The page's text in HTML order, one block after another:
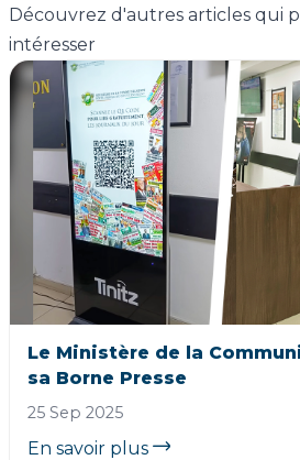
Découvrez d'autres articles qui
intéresser
Le Ministère de la
sa Borne Presse
25 Sep 2025
En savoir plus